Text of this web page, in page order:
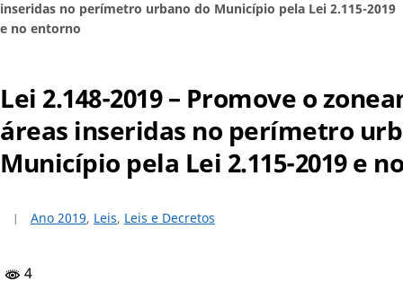
inseridas no perímetro urbano do Município pela Lei 2.115-2019
e no entorno
Lei 2.148-2019 – Promove o
áreas inseridas no perímetro
Município pela Lei 2.115-2019 e
Ano 2019, Leis, Leis e Decretos
4